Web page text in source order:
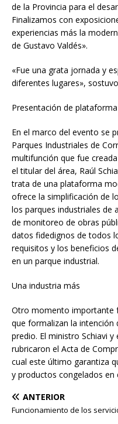
de la Provincia para el
Finalizamos con
experiencias más la
de Gustavo Valdés».
«Fue una grata jornada y
diferentes lugares»,
Presentación de
En el marco del evento se
Parques Industriales de
multifunción que fue
el titular del área, Raúl
trata de una plataforma
ofrece la simplificación de
los parques industriales de
de monitoreo de obras
datos fidedignos de todos
requisitos y los beneficios
en un parque industrial.
Una industria más
Otro momento importante
que formalizan la intención
predio. El ministro Schiavi
rubricaron el Acta de
cual este último garantiza
y productos congelados en
ANTERIOR
Funcionamiento de los